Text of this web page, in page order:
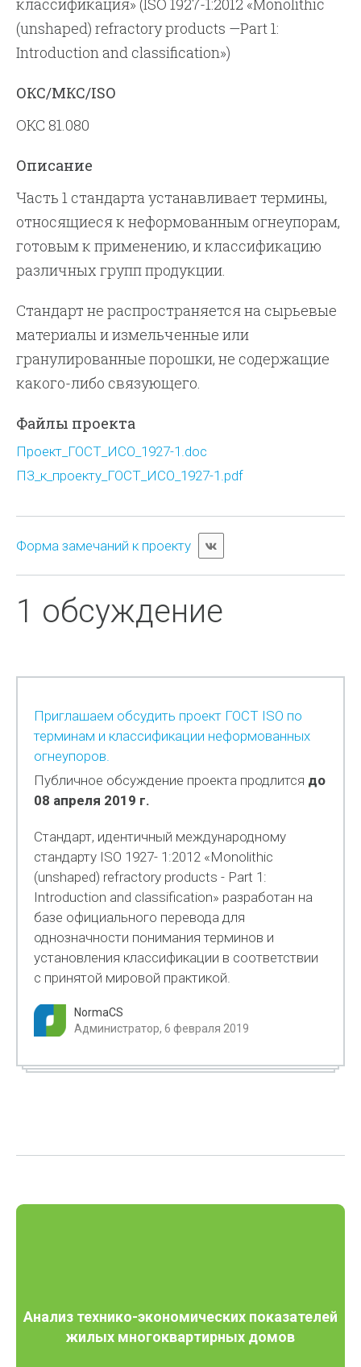
классификация» (ISO 1927-1:2012 «Monolithic
(unshaped) refractory products —Part 1:
Introduction and classification»)
ОКС/МКС/ISO
ОКС 81.080
Описание
Часть 1 стандарта устанавливает термины,
относящиеся к неформованным огнеупорам,
готовым к применению, и классификацию
различных групп продукции.
Стандарт не распространяется на сырьевые
материалы и измельченные или
гранулированные порошки, не содержащие
какого-либо связующего.
Файлы проекта
Проект_ГОСТ_ИСО_1927-1.doc
ПЗ_к_проекту_ГОСТ_ИСО_1927-1.pdf
Форма замечаний к проекту
1 обсуждение
Приглашаем обсудить проект ГОСТ ISO по
терминам и классификации неформованных
огнеупоров.
Публичное обсуждение проекта продлится до
08 апреля 2019 г.
Стандарт, идентичный международному
стандарту ISO 1927- 1:2012 «Monolithic
(unshaped) refractory products - Part 1:
Introduction and clas­sification» разработан на
базе официального перевода для
однозначности понимания терминов и
установления классифи­кации в соответствии
с принятой мировой практикой.
NormaCS
Администратор, 6 февраля 2019
Анализ технико-экономических показателей
жилых многоквартирных домов